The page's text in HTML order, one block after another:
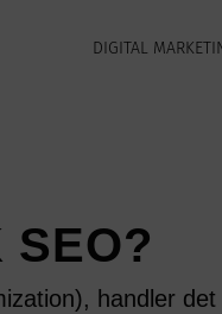
DIGITAL
SEO?
handler